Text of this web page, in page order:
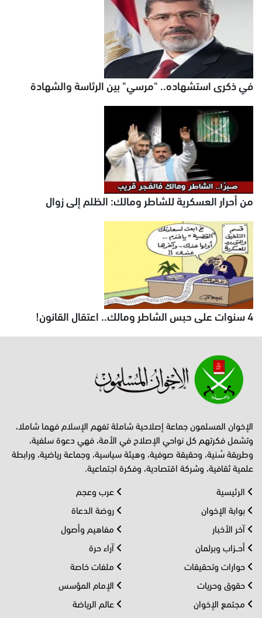
في ذكرى استشهاده.. "مرسي" بين الرئاسة والشهادة
من أحرار العسكرية للشاطر ومالك: الظلم إلى زوال
4 سنوات على حبس الشاطر ومالك.. اعتقال القانون!
الإخوان المسلمون جماعة إصلاحية شاملة تفهم الإسلام فهما شاملا،
وتشمل فكرتهم كل نواحي الإصلاح في الأمة، فهي دعوة سلفية،
وطريقة سُنية، وحقيقة صوفية، وهيئة سياسية، وجماعة رياضية، ورابطة
علمية ثقافية، وشركة اقتصادية، وفكرة اجتماعية.
الرئيسية
بوابة الإخوان
آخر الأخبار
أحــزاب وبرلمان
حوارات وتحقيقات
حقوق وحريات
مجتمع الإخوان
عرب وعجم
روضة الدعاة
مفاهيم وأصول
آراء حرة
ملفات خاصة
الإمام المؤسس
عالم الرياضة